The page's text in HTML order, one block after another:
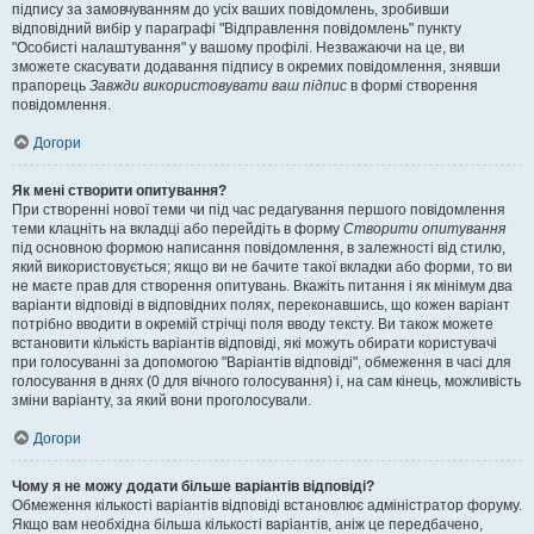
підпису за замовчуванням до усіх ваших повідомлень, зробивши
відповідний вибір у параграфі "Відправлення повідомлень" пункту
"Особисті налаштування" у вашому профілі. Незважаючи на це, ви
зможете скасувати додавання підпису в окремих повідомлення, знявши
прапорець Завжди використовувати ваш підпис в формі створення
повідомлення.
Догори
Як мені створити опитування?
При створенні нової теми чи під час редагування першого повідомлення
теми клацніть на вкладці або перейдіть в форму Створити опитування
під основною формою написання повідомлення, в залежності від стилю,
який використовується; якщо ви не бачите такої вкладки або форми, то ви
не маєте прав для створення опитувань. Вкажіть питання і як мінімум два
варіанти відповіді в відповідних полях, переконавшись, що кожен варіант
потрібно вводити в окремій стрічці поля вводу тексту. Ви також можете
встановити кількість варіантів відповіді, які можуть обирати користувачі
при голосуванні за допомогою "Варіантів відповіді", обмеження в часі для
голосування в днях (0 для вічного голосування) і, на сам кінець, можливість
зміни варіанту, за який вони проголосували.
Догори
Чому я не можу додати більше варіантів відповіді?
Обмеження кількості варіантів відповіді встановлює адміністратор форуму.
Якщо вам необхідна більша кількості варіантів, аніж це передбачено,